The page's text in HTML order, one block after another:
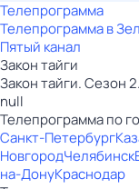
Телепрограмма
Телепрограмма в
Пятый канал
Закон тайги
Закон тайги. Сезон
null
Телепрограмма по
Санкт-Петербург
НовгородЧелябинск
на-ДонуКраснодар